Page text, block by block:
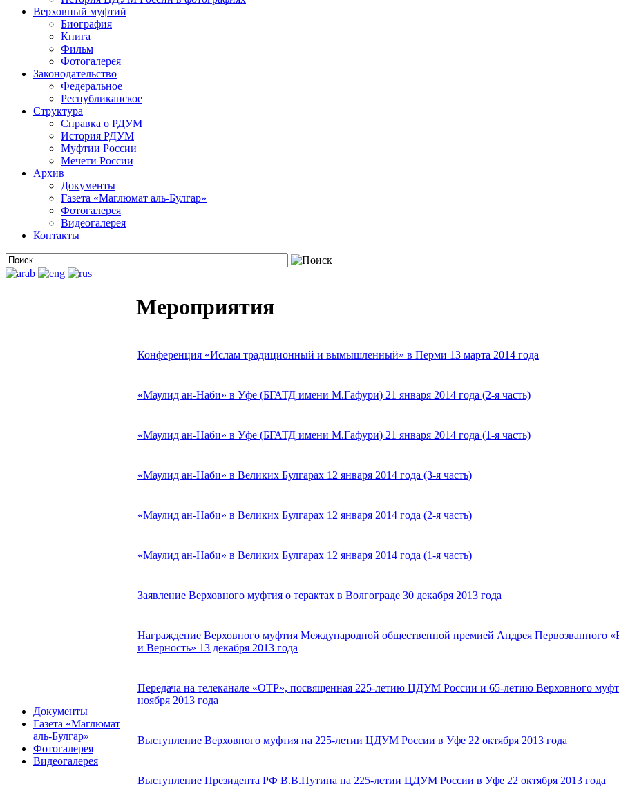
Верховный муфтий
Биография
Книга
Фильм
Фотогалерея
Законодательство
Федеральное
Республиканское
Структура
Справка о РДУМ
История РДУМ
Муфтии России
Мечети России
Архив
Документы
Газета «Маглюмат аль-Булгар»
Фотогалерея
Видеогалерея
Контакты
Документы
Газета «Маглюмат
аль-Булгар»
Фотогалерея
Видеогалерея
Мероприятия
Конференция «Ислам традиционный и вымышленный» в Перми 13 марта 2014 года
«Маулид ан-Наби» в Уфе (БГАТД имени М.Гафури) 21 января 2014 года (2-я часть)
«Маулид ан-Наби» в Уфе (БГАТД имени М.Гафури) 21 января 2014 года (1-я часть)
«Маулид ан-Наби» в Великих Булгарах 12 января 2014 года (3-я часть)
«Маулид ан-Наби» в Великих Булгарах 12 января 2014 года (2-я часть)
«Маулид ан-Наби» в Великих Булгарах 12 января 2014 года (1-я часть)
Заявление Верховного муфтия о терактах в Волгограде 30 декабря 2013 года
Награждение Верховного муфтия Международной общественной премией Андрея Первозванного
и Верность» 13 декабря 2013 года
Передача на телеканале «ОТР», посвященная 225-летию ЦДУМ России и 65-летию Верховного
ноября 2013 года
Выступление Верховного муфтия на 225-летии ЦДУМ России в Уфе 22 октября 2013 года
Выступление Президента РФ В.В.Путина на 225-летии ЦДУМ России в Уфе 22 октября 2013 года